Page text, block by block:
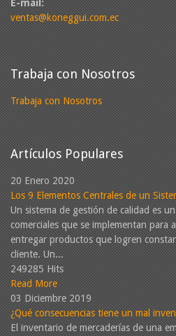
E-mail:
ventas@koneggui.com.ec
Trabaja con Nosotros
Trabaja con Nosotros
Artículos Populares
20 Enero 2020
Los 9 Elementos Centrales de un
Un sistema de gestión de calidad es
comerciales que se implementan para
entregar productos que logren
cliente. Un...
249285 Hits
Read More
03 Diciembre 2019
¿Qué consecuencias tiene un mal
El inventario de mercaderías de una